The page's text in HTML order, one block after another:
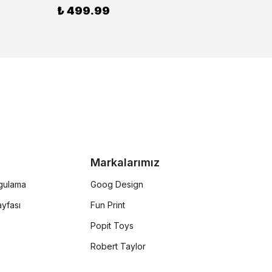
₺ 499.99
Markalarımız
Goog Design
Fun Print
Popit Toys
Robert Taylor